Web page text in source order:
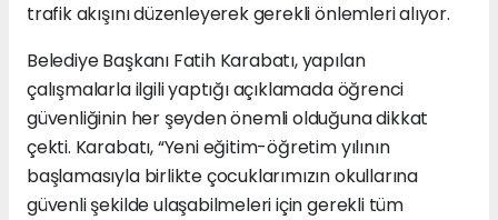
trafik akışını düzenleyerek gerekli önlemleri alıyor.
Belediye Başkanı Fatih Karabatı, yapılan
çalışmalarla ilgili yaptığı açıklamada öğrenci
güvenliğinin her şeyden önemli olduğuna dikkat
çekti. Karabatı, “Yeni eğitim-öğretim yılının
başlamasıyla birlikte çocuklarımızın okullarına
güvenli şekilde ulaşabilmeleri için gerekli tüm